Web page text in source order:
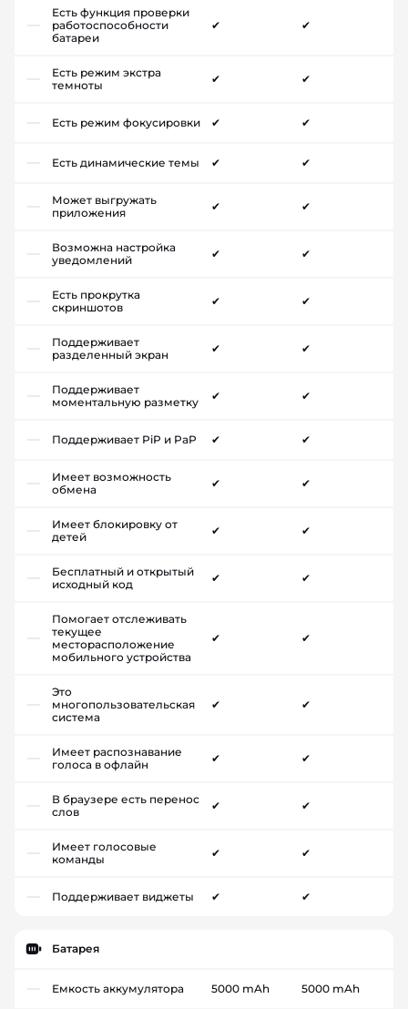
Есть функция проверки
работоспособности
батареи
✔ ✔
Есть режим экстра
темноты
✔ ✔
Есть режим фокусировки ✔ ✔
Есть динамические темы ✔ ✔
Может выгружать
приложения
✔ ✔
Возможна настройка
уведомлений
✔ ✔
Есть прокрутка
скриншотов
✔ ✔
Поддерживает
разделенный экран
✔ ✔
Поддерживает
моментальную разметку
✔ ✔
Поддерживает PiP и PaP ✔ ✔
Имеет возможность
обмена
✔ ✔
Имеет блокировку от
детей
✔ ✔
Бесплатный и открытый
исходный код
✔ ✔
Помогает отслеживать
текущее
месторасположение
мобильного устройства
✔ ✔
Это
многопользовательская
система
✔ ✔
Имеет распознавание
голоса в офлайн
✔ ✔
В браузере есть перенос
слов
✔ ✔
Имеет голосовые
команды
✔ ✔
Поддерживает виджеты ✔ ✔
Батарея
Емкость аккумулятора 5000 mAh 5000 mAh